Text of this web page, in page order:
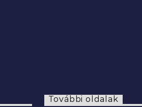
További oldalak